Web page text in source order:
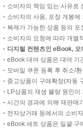
소비자의 책임 있는 사유로
소비자의 사용, 포장 개봉
복제가 가능한 상품 등의
소비자의 요청에 따라 개별
디지털 컨텐츠인 eBook,
eBook 대여 상품은 대여 기
모바일 쿠폰 등록 후 취소/
중고상품이 구매확정(자동
LP상품의 재생 불량 원인
시간의 경과에 의해 재판매
전자상거래 등에서의 소비
eBook 세트 상품은 일괄 구